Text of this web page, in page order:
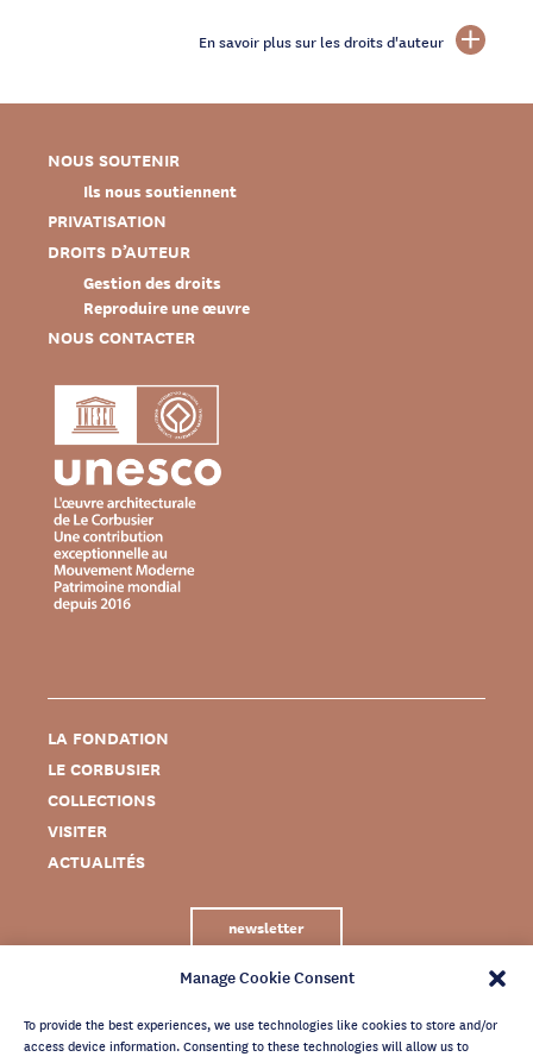
Manage Cookie Consent
To provide the best experiences, we use technologies like cookies to store and/or
access device information. Consenting to these technologies will allow us to
En savoir plus sur les droits d'auteur
NOUS SOUTENIR
Ils nous soutiennent
PRIVATISATION
DROITS D’AUTEUR
Gestion des droits
Reproduire une œuvre
NOUS CONTACTER
LA FONDATION
LE CORBUSIER
COLLECTIONS
VISITER
ACTUALITÉS
newsletter